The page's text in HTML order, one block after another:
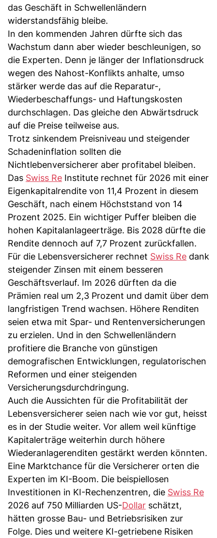
das Geschäft in Schwellenländern
widerstandsfähig bleibe.
In den kommenden Jahren dürfte sich das
Wachstum dann aber wieder beschleunigen, so
die Experten. Denn je länger der Inflationsdruck
wegen des Nahost-Konflikts anhalte, umso
stärker werde das auf die Reparatur-,
Wiederbeschaffungs- und Haftungskosten
durchschlagen. Das gleiche den Abwärtsdruck
auf die Preise teilweise aus.
Trotz sinkendem Preisniveau und steigender
Schadeninflation sollten die
Nichtlebenversicherer aber profitabel bleiben.
Das Swiss Re Institute rechnet für 2026 mit einer
Eigenkapitalrendite von 11,4 Prozent in diesem
Geschäft, nach einem Höchststand von 14
Prozent 2025. Ein wichtiger Puffer bleiben die
hohen Kapitalanlageerträge. Bis 2028 dürfte die
Rendite dennoch auf 7,7 Prozent zurückfallen.
Für die Lebensversicherer rechnet Swiss Re dank
steigender Zinsen mit einem besseren
Geschäftsverlauf. Im 2026 dürften da die
Prämien real um 2,3 Prozent und damit über dem
langfristigen Trend wachsen. Höhere Renditen
seien etwa mit Spar- und Rentenversicherungen
zu erzielen. Und in den Schwellenländern
profitiere die Branche von günstigen
demografischen Entwicklungen, regulatorischen
Reformen und einer steigenden
Versicherungsdurchdringung.
Auch die Aussichten für die Profitabilität der
Lebensversicherer seien nach wie vor gut, heisst
es in der Studie weiter. Vor allem weil künftige
Kapitalerträge weiterhin durch höhere
Wiederanlagerenditen gestärkt werden könnten.
Eine Marktchance für die Versicherer orten die
Experten im KI-Boom. Die beispiellosen
Investitionen in KI-Rechenzentren, die Swiss Re
2026 auf 750 Milliarden US-Dollar schätzt,
hätten grosse Bau- und Betriebsrisiken zur
Folge. Dies und weitere KI-getriebene Risiken